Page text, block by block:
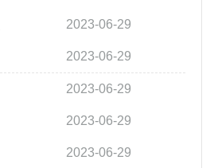
2023-06-29
2023-06-29
2023-06-29
2023-06-29
2023-06-29